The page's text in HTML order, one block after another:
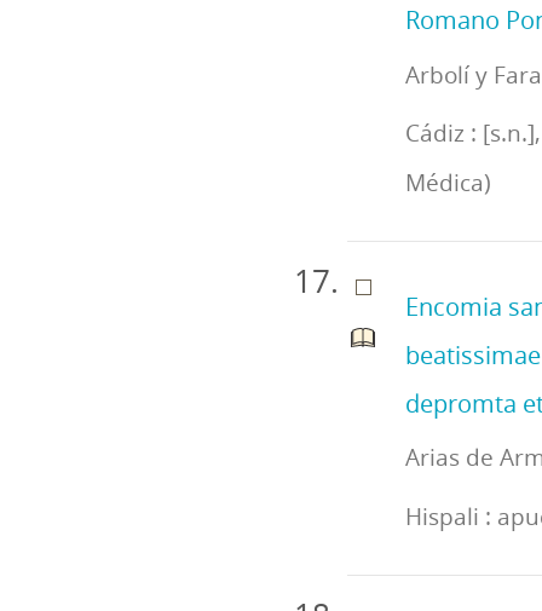
Romano
Arbolí y
Cádiz :
Médica)
Encomia
depromta
Arias de
Hispali :